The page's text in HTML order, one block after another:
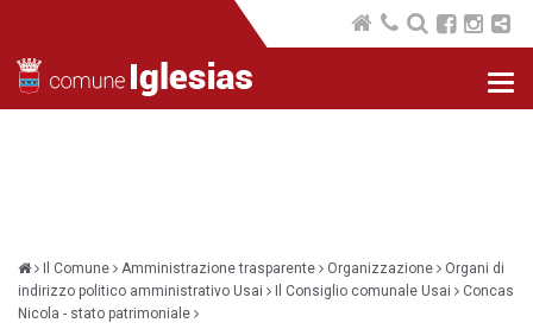
Il Comune Amministrazione trasparente Organizzazione
Organi di
indirizzo politico amministrativo Usai
Il Consiglio comunale Usai
Concas
Nicola - stato patrimoniale